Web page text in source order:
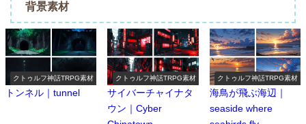
背景素材
クトゥルフ神話TRPG素材
トンネル｜tunnel
クトゥルフ神話TRPG素材
サイバーチャイナタ
ウン｜Cyber ​​
クトゥルフ神話TRPG素材
海鳥が飛ぶ海辺｜
seaside where